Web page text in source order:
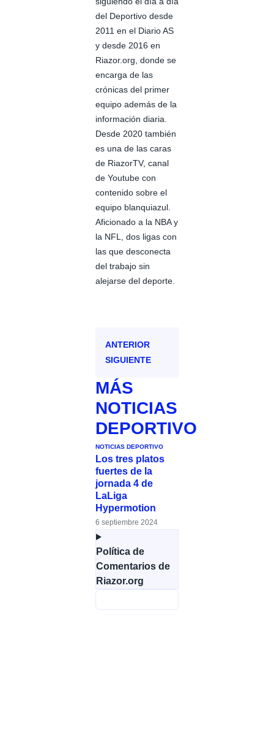
del Deportivo desde
2011 en el Diario AS
y desde 2016 en
Riazor.org, donde se
encarga de las
crónicas del primer
equipo además de la
información diaria.
Desde 2020 también
es una de las caras
de RiazorTV, canal
de Youtube con
contenido sobre el
equipo blanquiazul.
Aficionado a la NBA y
la NFL, dos ligas con
las que desconecta
del trabajo sin
alejarse del deporte.
ANTERIOR
SIGUIENTE
MÁS
NOTICIAS
DEPORTIVO
NOTICIAS DEPORTIVO
Los tres platos
fuertes de la
jornada 4 de
LaLiga
Hypermotion
6 septiembre 2024
Política de
Comentarios de
Riazor.org